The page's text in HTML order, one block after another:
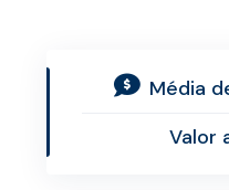
Média
Valor